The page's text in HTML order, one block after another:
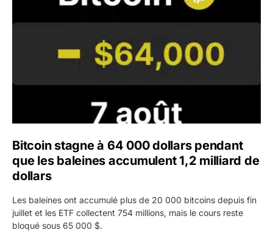
Bitcoin stagne à 64 000 dollars pendant
que les baleines accumulent 1,2 milliard de
dollars
Les baleines ont accumulé plus de 20 000 bitcoins depuis fin
juillet et les ETF collectent 754 millions, mais le cours reste
bloqué sous 65 000 $.